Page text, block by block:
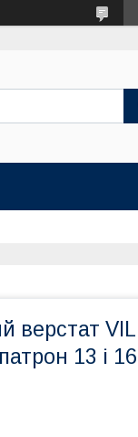
верстат
13 і